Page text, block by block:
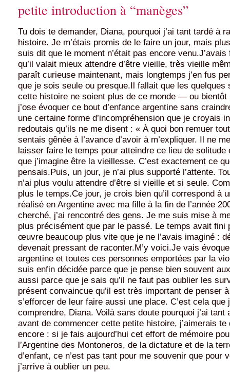
petite introduction à “manèges”
Tu dois te demander, Diana, pourquoi j’ai tant tardé à
histoire. Je m’étais promis de le faire un jour, mais
suis dit que le moment n’était pas encore
qu’il valait mieux attendre d’être vieille, très vieille
paraît curieuse maintenant, mais longtemps j’en fus
que je sois seule ou presque.Il fallait que les quelques
cette histoire ne soient plus de ce monde — ou
j’ose évoquer ce bout d’enfance argentine sans
une certaine forme d’incompréhension que je croyais
redoutais qu’ils ne me disent : « À quoi bon remuer
sentais gênée à l’avance d’avoir à m’expliquer. Il ne
laisser faire le temps pour atteindre ce lieu de solitude
que j’imagine être la vieillesse. C’est exactement ce
pensais.Puis, un jour, je n’ai plus supporté l’attente.
n’ai plus voulu attendre d’être si vieille et si seule.
plus le temps.Ce jour, je crois bien qu’il correspond à
réalisé en Argentine avec ma fille à la fin de l’année
cherché, j’ai rencontré des gens. Je me suis mise à
plus précisément que par le passé. Le temps avait fini
œuvre beaucoup plus vite que je ne l’avais imaginé :
devenait pressant de raconter.M’y voici.Je vais
argentine et toutes ces personnes emportées par la
suis enfin décidée parce que je pense bien souvent
aussi parce que je sais qu’il ne faut pas oublier les
présent convaincue qu’il est très important de penser
s’efforcer de leur faire aussi une place. C’est cela que
comprendre, Diana. Voilà sans doute pourquoi j’ai tant
avant de commencer cette petite histoire, j’aimerais te
encore : si je fais aujourd’hui cet effort de mémoire
l’Argentine des Montoneros, de la dictature et de la
d’enfant, ce n’est pas tant pour me souvenir que pour
j’arrive à oublier un peu.